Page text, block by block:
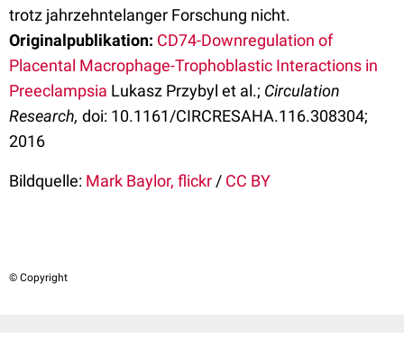
trotz jahrzehntelanger Forschung nicht.
Originalpublikation: CD74-Downregulation of
Placental Macrophage-Trophoblastic Interactions in
Preeclampsia Lukasz Przybyl et al.; Circulation
Research, doi: 10.1161/CIRCRESAHA.116.308304;
2016
Bildquelle: Mark Baylor, flickr / CC BY
© Copyright